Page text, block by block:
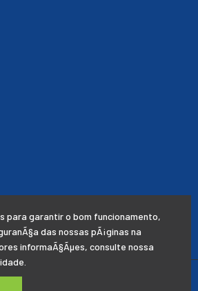
RS
de Privacidade
para garantir o bom funcionamento,
das nossas pÃ¡ginas na
informaÃ§Ãµes, consulte nossa